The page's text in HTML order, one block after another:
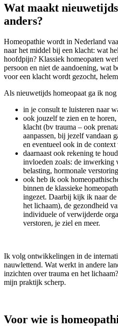
Wat maakt
anders?
Homeopathie wordt in Nederland
naar het middel bij een klacht: wat
hoofdpijn? Klassiek homeopaten
persoon en niet de aandoening, wat
voor een klacht wordt gezocht,
Als nieuwetijds homeopaat ga ik nog
in je consult te luisteren naar
ook jouzelf te zien en te
klacht (bv trauma – ook
aanpassen, bij jezelf vandaan
en eventueel ook in de
daarnaast ook rekening te
invloeden zoals: de inwerking
belasting, hormonale
ook heb ik ook
binnen de klassieke
ingezet. Daarbij kijk ik naar de
het lichaam), de gezondheid
individuele of verwijderde
verstoren, je ziel en meer.
Ik volg ontwikkelingen in de
nauwlettend. Wat werkt in andere
inzichten over trauma en het
mijn praktijk scherp.
Voor wie is